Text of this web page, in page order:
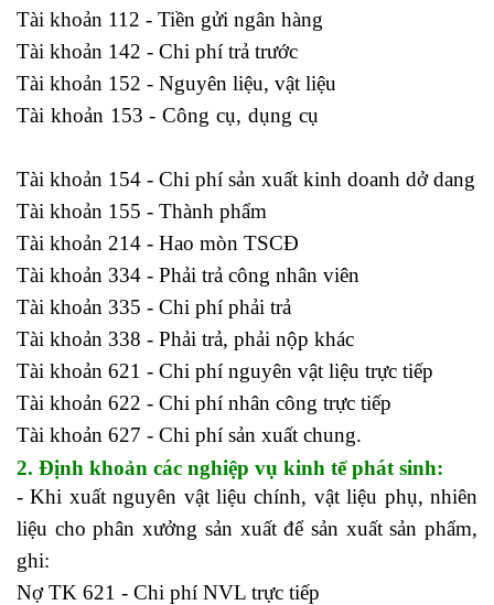
Tài khoản 112 - Tiền gửi ngân hàng
Tài khoản 142 - Chi phí trả trước
Tài khoản 152 - Nguyên liệu, vật liệu
Tài khoản 153 - Công cụ, dụng cụ
Tài khoản 154 - Chi phí sản xuất kinh doanh dở dang
Tài khoản 155 - Thành phẩm
Tài khoản 214 - Hao mòn TSCĐ
Tài khoản 334 - Phải trả công nhân viên
Tài khoản 335 - Chi phí phải trả
Tài khoản 338 - Phải trả, phải nộp khác
Tài khoản 621 - Chi phí nguyên vật liệu trực tiếp
Tài khoản 622 - Chi phí nhân công trực tiếp
Tài khoản 627 - Chi phí sản xuất chung.
2. Định khoản các nghiệp vụ kinh tế phát sinh:
- Khi xuất nguyên vật liệu chính, vật liệu phụ, nhiên
liệu cho phân xưởng sản xuất để sản xuất sản phẩm,
ghi:
Nợ TK 621 - Chi phí NVL trực tiếp